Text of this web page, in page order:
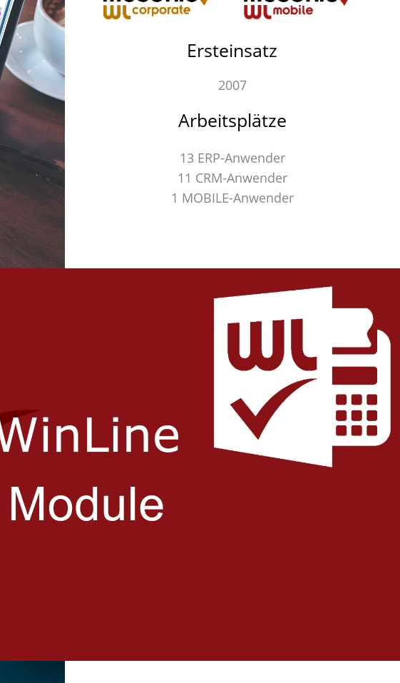
Ersteinsatz
2007
Arbeitsplätze
13 ERP-Anwender
11 CRM-Anwender
1 MOBILE-Anwender